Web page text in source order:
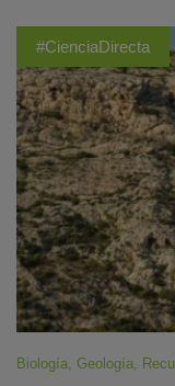
#CienciaDirecta
Biología Geología